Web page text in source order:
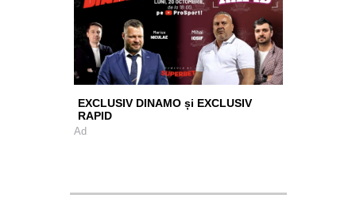
EXCLUSIV DINAMO și EXCLUSIV
RAPID
Ad